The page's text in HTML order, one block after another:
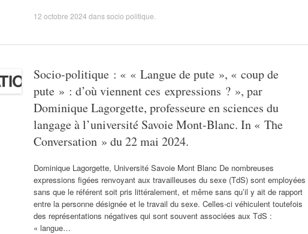
12 octobre 2024 danssocio politique
Socio-politique : « « Langue de pute », « coup de
pute » : d’où viennent ces expressions ? », par
Dominique Lagorgette, professeure en sciences du
langage à l’université Savoie Mont-Blanc. In « The
Conversation » du 22 mai 2024.
Dominique Lagorgette, Université Savoie Mont Blanc De nombreuses
expressions figées renvoyant aux travailleuses du sexe (TdS) sont employées
sans que le référent soit pris littéralement, et même sans qu’il y ait de rapport
entre la personne désignée et le travail du sexe. Celles‑ci véhiculent toutefois
des représentations négatives qui sont souvent associées aux TdS :
« langue…